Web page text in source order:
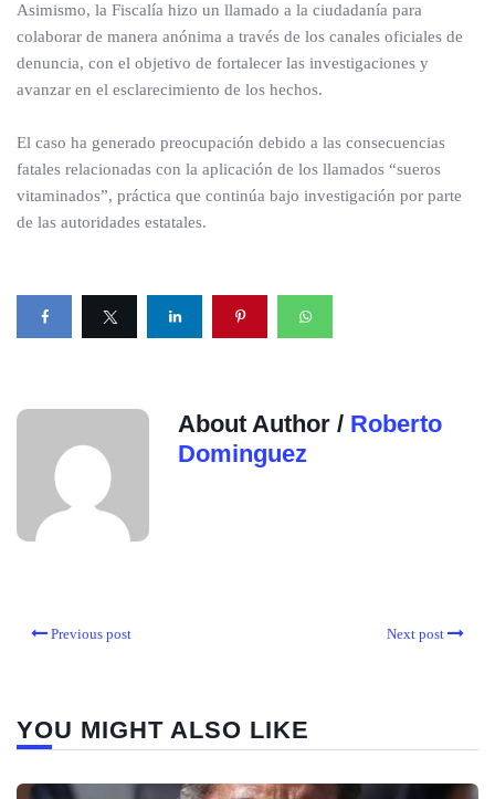
Asimismo, la Fiscalía hizo un llamado a la ciudadanía para
colaborar de manera anónima a través de los canales oficiales de
denuncia, con el objetivo de fortalecer las investigaciones y
avanzar en el esclarecimiento de los hechos.
El caso ha generado preocupación debido a las consecuencias
fatales relacionadas con la aplicación de los llamados “sueros
vitaminados”, práctica que continúa bajo investigación por parte
de las autoridades estatales.
About Author / Roberto
Dominguez
Previous post Next post
YOU MIGHT ALSO LIKE